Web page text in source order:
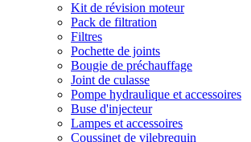
Kit de révision moteur
Pack de filtration
Filtres
Pochette de joints
Bougie de préchauffage
Joint de culasse
Pompe hydraulique et accessoires
Buse d'injecteur
Lampes et accessoires
Coussinet de vilebrequin